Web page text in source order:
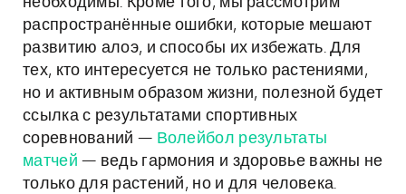
распространённые ошибки, которые мешают
развитию алоэ, и способы их избежать. Для
тех, кто интересуется не только растениями,
но и активным образом жизни, полезной будет
ссылка с результатами спортивных
соревнований — Волейбол результаты
матчей — ведь гармония и здоровье важны не
только для растений, но и для человека.